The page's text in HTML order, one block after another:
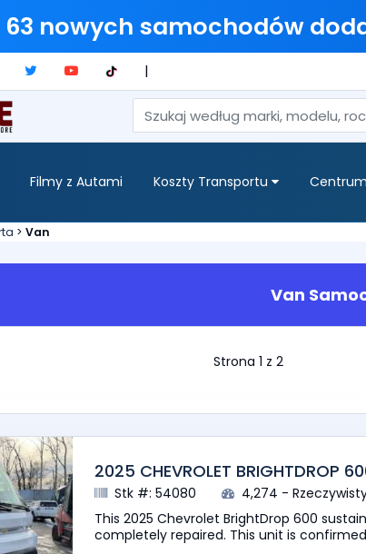
63 nowych samochodów
|
Filmy z Autami Koszty Transportu
> Van
Van
Strona 1 z 2
2025 CHEVROLET BRIGHTDROP
Stk #: 54080 4,274 -
This 2025 Chevrolet BrightDrop 600
completely repaired. This unit is